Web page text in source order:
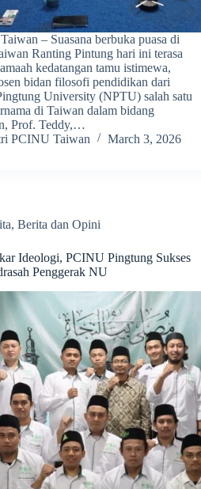
– Suasana berbuka puasa di
Ranting Pintung hari ini terasa
kedatangan tamu istimewa,
bidan filosofi pendidikan dari
University (NPTU) salah satu
di Taiwan dalam bidang
Prof. Teddy,…
PCINU Taiwan
March 3, 2026
,Berita dan Opini
Ideologi, PCINU Pingtung Sukses
Penggerak NU